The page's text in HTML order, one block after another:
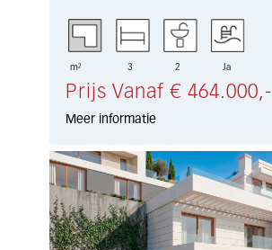
m² 3 2 Ja
Prijs Vanaf € 464.000,-
Meer informatie